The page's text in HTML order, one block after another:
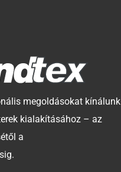
megoldásokat kínálunk
kialakításához – az
a